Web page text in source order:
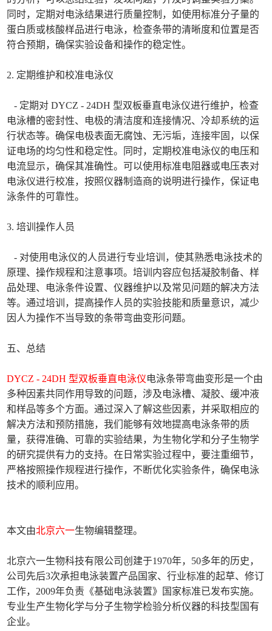
同时，定期对电泳结果进行质量控制，如使用标准分子量的
蛋白质或核酸样品进行电泳，检查条带的清晰度和位置是否
符合预期，确保实验设备和操作的稳定性。
2. 定期维护和校准电泳仪
- 定期对 DYCZ - 24DH 型双板垂直电泳仪进行维护，检查
电泳槽的密封性、电极的清洁度和连接情况、冷却系统的运
行状态等。确保电极表面无腐蚀、无污垢，连接牢固，以保
证电场的均匀性和稳定性。同时，定期校准电泳仪的电压和
电流显示，确保其准确性。可以使用标准电阻器或电压表对
电泳仪进行校准，按照仪器制造商的说明进行操作，保证电
泳条件的可靠性。
3. 培训操作人员
- 对使用电泳仪的人员进行专业培训，使其熟悉电泳技术的
原理、操作规程和注意事项。培训内容应包括凝胶制备、样
品处理、电泳条件设置、仪器维护以及常见问题的解决方法
等。通过培训，提高操作人员的实验技能和质量意识，减少
因人为操作不当导致的条带弯曲变形问题。
五、总结
DYCZ - 24DH 型双板垂直电泳仪电泳条带弯曲变形是一个由
多种因素共同作用导致的问题，涉及电泳槽、凝胶、缓冲液
和样品等多个方面。通过深入了解这些因素，并采取相应的
解决方法和预防措施，我们能够有效地提高电泳条带的质
量，获得准确、可靠的实验结果，为生物化学和分子生物学
的研究提供有力的支持。在日常实验过程中，要注重细节，
严格按照操作规程进行操作，不断优化实验条件，确保电泳
技术的顺利应用。
本文由北京六一生物编辑整理。
北京六一生物科技有限公司创建于1970年，50多年的历史，
公司先后3次承担电泳装置产品国家、行业标准的起草、修订
工作，2009年负责《基础电泳装置》国家标准已发布实施。
专业生产生物化学与分子生物学检验分析仪器的科技型国有
企业。